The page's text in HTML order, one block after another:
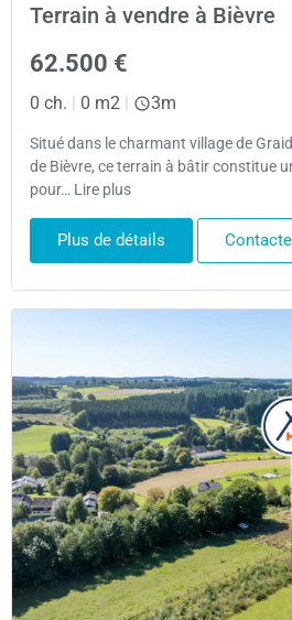
Terrain à vendre à Bièvre
62.500 €
0 ch. | 0 m2 | 3m
Situé dans le charmant village de
de Bièvre, ce terrain à bâtir constitue
pour… Lire plus
Plus de détails